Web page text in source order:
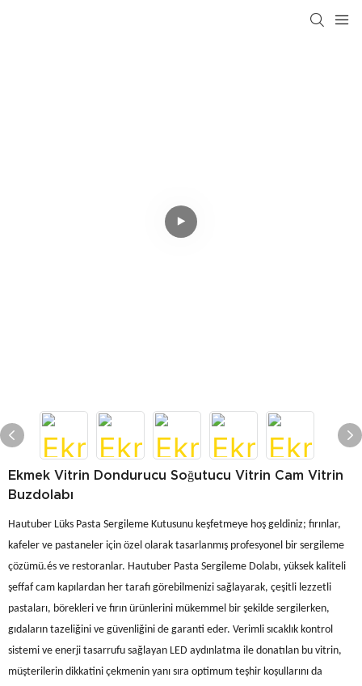
Ekmek Vitrin Dondurucu Soğutucu Vitrin Cam Vitrin
Buzdolabı
Hautuber Lüks Pasta Sergileme Kutusunu keşfetmeye hoş geldiniz; fırınlar,
kafeler ve pastaneler için özel olarak tasarlanmış profesyonel bir sergileme
çözümü.és ve restoranlar. Hautuber Pasta Sergileme Dolabı, yüksek kaliteli
şeffaf cam kapılardan her tarafı görebilmenizi sağlayarak, çeşitli lezzetli
pastaları, börekleri ve fırın ürünlerini mükemmel bir şekilde sergilerken,
gıdaların tazeliğini ve güvenliğini de garanti eder. Verimli sıcaklık kontrol
sistemi ve enerji tasarrufu sağlayan LED aydınlatma ile donatılan bu vitrin,
müşterilerin dikkatini çekmenin yanı sıra optimum teşhir koşullarını da